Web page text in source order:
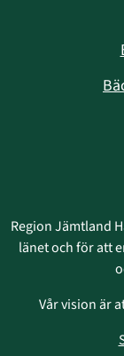
Region Jämtland
länet och för att
Vår vision är